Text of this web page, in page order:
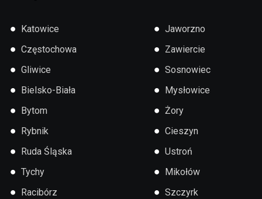
● Katowice
● Częstochowa
● Gliwice
● Bielsko-Biała
● Bytom
● Rybnik
● Ruda Śląska
● Tychy
● Racibórz
● Jaworzno
● Zawiercie
● Sosnowiec
● Mysłowice
● Żory
● Cieszyn
● Ustroń
● Mikołów
● Szczyrk